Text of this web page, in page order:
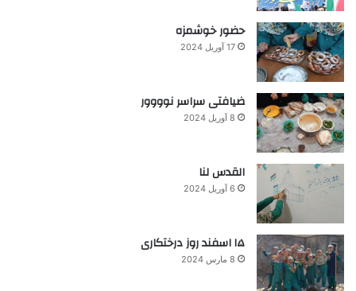
حضور خوشمزه
17 آوریل 2024
ضیافتی سراسر نوووور
8 آوریل 2024
القدس لنا
6 آوریل 2024
۱۵ اسفند روز درختکاری
8 مارس 2024